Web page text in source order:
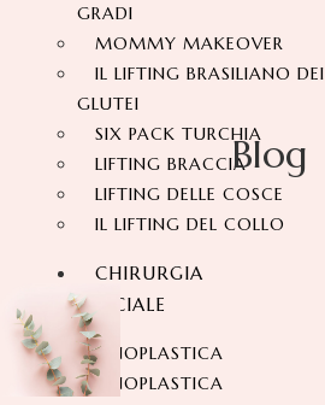
GRADI
MOMMY MAKEOVER
IL LIFTING BRASILIANO DEI
GLUTEI
SIX PACK TURCHIA
LIFTING BRACCIA
LIFTING DELLE COSCE
IL LIFTING DEL COLLO
CHIRURGIA
FACCIALE
RINOPLASTICA
RINOPLASTICA
Blog